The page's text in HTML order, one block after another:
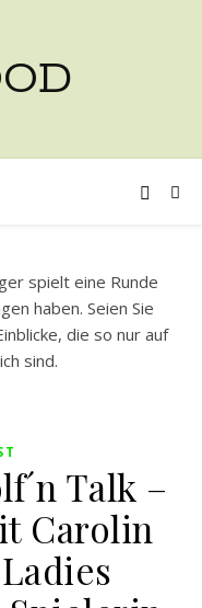
spielt eine Runde
haben. Seien Sie
die so nur auf
sind.
Talk –
Carolin